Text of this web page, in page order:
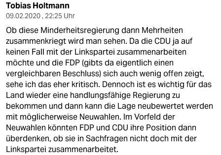
Tobias Holtmann
09.02.2020 , 22:25 Uhr
Ob diese Minderheitsregierung dann Mehrheiten
zusammenkriegt wird man sehen. Da die CDU ja auf
keinen Fall mit der Linkspartei zusammenarbeiten
möchte und die FDP (gibts da eigentlich einen
vergleichbaren Beschluss) sich auch wenig offen zeigt,
sehe ich das eher kritisch. Dennoch ist es wichtig für das
Land wieder eine handlungsfähige Regierung zu
bekommen und dann kann die Lage neubewertet werden
mit möglicherweise Neuwahlen. Im Vorfeld der
Neuwahlen könnten FDP und CDU ihre Position dann
überdenken, ob sie in Sachfragen nicht doch mit der
Linkspartei zusammenarbeitet.